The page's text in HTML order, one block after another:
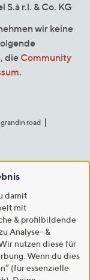
r.l. & Co. KG
wir keine
, die Community
.
grandin road
damit
mit
& profilbildende
Analyse- &
nutzen diese für
Wenn du dies
(für essenzielle